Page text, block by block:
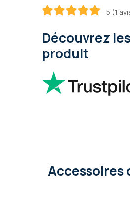
5 (1
Découvrez
produit
Accessoires